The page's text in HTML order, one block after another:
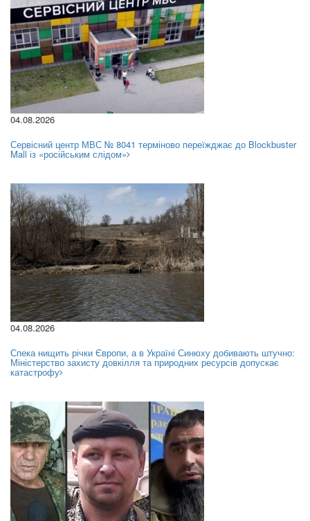
04.08.2026
Сервісний центр МВС № 8041 терміново переїжджає до Blockbuster
Mall із «російським слідом»
04.08.2026
Спека нищить річки Європи, а в Україні Синюху добивають штучно:
Міністерство захисту довкілля та природних ресурсів допускає
катастрофу